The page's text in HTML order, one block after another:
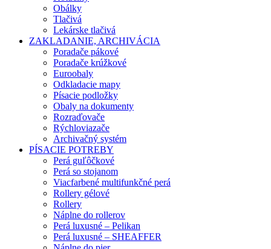
Obálky
Tlačivá
Lekárske tlačivá
ZAKLADANIE, ARCHIVÁCIA
Poradače pákové
Poradače krúžkové
Euroobaly
Odkladacie mapy
Písacie podložky
Obaly na dokumenty
Rozraďovače
Rýchloviazače
Archivačný systém
PÍSACIE POTREBY
Perá guľôčkové
Perá so stojanom
Viacfarbené multifunkčné perá
Rollery gélové
Rollery
Náplne do rollerov
Perá luxusné – Pelikan
Perá luxusné – SHEAFFER